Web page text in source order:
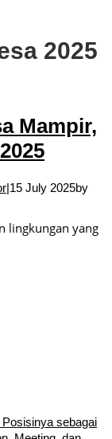
2025
Mampir,
|15 July 2025by
lingkungan yang
sebagai